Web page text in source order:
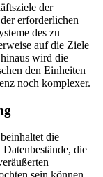
der
erforderlichen
des zu
auf die Ziele
wird die
den Einheiten
noch komplexer.
die
die